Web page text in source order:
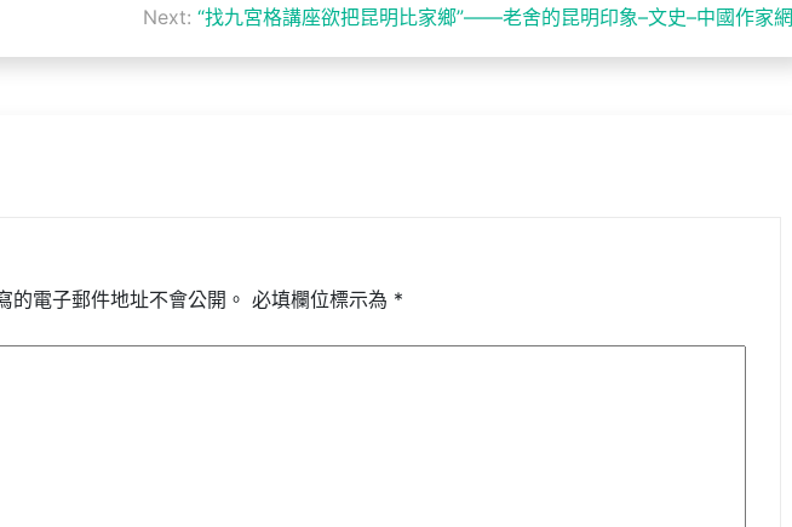
Next: “找九宮格講座欲把昆明比家鄉”——老舍的昆明印象–文史–中國作家網
的電子郵件地址不會公開。 必填欄位標示為 *